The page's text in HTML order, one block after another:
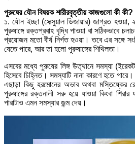
পুরুষের যৌন বিষয়ক শারীরবৃত্তীয় কাজগুলো কী কী?
১. যৌন ইচ্ছা (সেক্সুয়াল ডিজায়ার) জাগ্রত হওয়া,
পুরুষাঙ্গে রক্তপ্রবাহ বৃদ্ধি পাওয়া বা সঠিকভাবে
প্রয়োজন মতো বীর্য নির্গত হওয়া। তবে এর সঙ্গে
যেতে পারে, আর তা হলো পুরুষাঙ্গের শিথিলতা।
এসবের মধ্যে পুরুষের লিঙ্গ উত্থানে সমস্যা
হিসেবে চিহ্নিত। সমস্যাটি নানা কারণে হতে
এছাড়া কিছু হরমোনের অভাব অথবা মস্তিষ্কের
পুরুষাঙ্গের রক্তনালী সরু হয়ে যাওয়া কিংবা
পারাটাও এমন সমস্যার জন্ম দেয়।